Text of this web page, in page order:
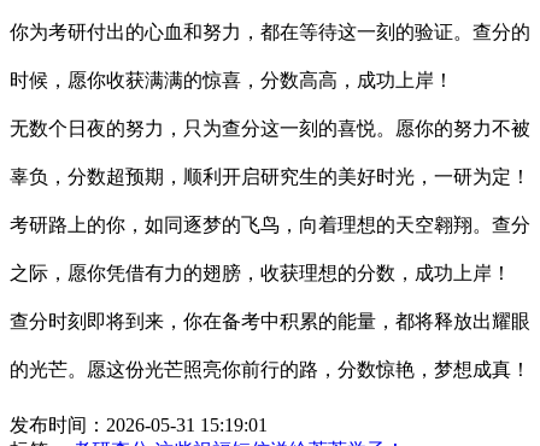
你为考研付出的心血和努力，都在等待这一刻的验证。查分的
时候，愿你收获满满的惊喜，分数高高，成功上岸！
无数个日夜的努力，只为查分这一刻的喜悦。愿你的努力不被
辜负，分数超预期，顺利开启研究生的美好时光，一研为定！
考研路上的你，如同逐梦的飞鸟，向着理想的天空翱翔。查分
之际，愿你凭借有力的翅膀，收获理想的分数，成功上岸！
查分时刻即将到来，你在备考中积累的能量，都将释放出耀眼
的光芒。愿这份光芒照亮你前行的路，分数惊艳，梦想成真！
发布时间：2026-05-31 15:19:01